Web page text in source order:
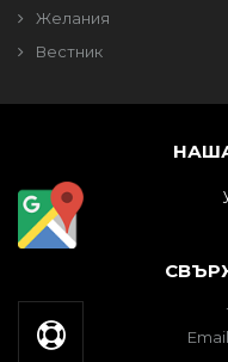
Желания
Вестник